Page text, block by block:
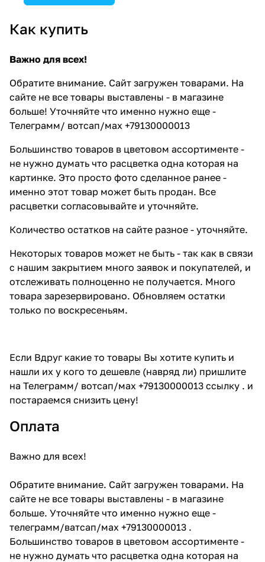
Как купить
Важно для всех!
Обратите внимание. Сайт загружен товарами. На
сайте не все товары выставлены - в магазине
больше! Уточняйте что именно нужно еще -
Телеграмм/ вотсап/мах +79130000013
Большинство товаров в цветовом ассортименте -
не нужно думать что расцветка одна которая на
картинке. Это просто фото сделанное ранее -
именно этот товар может быть продан. Все
расцветки согласовывайте и уточняйте.
Количество остатков на сайте разное - уточняйте.
Некоторых товаров может не быть - так как в связи
с нашим закрытием много заявок и покупателей, и
отслеживать полноценно не получается. Много
товара зарезервировано. Обновляем остатки
только по воскресеньям.
Если Вдруг какие то товары Вы хотите купить и
нашли их у кого то дешевле (навряд ли) пришлите
на Телеграмм/ вотсап/мах +79130000013 ссылку . и
постараемся снизить цену!
Оплата
Важно для всех!
Обратите внимание. Сайт загружен товарами. На
сайте не все товары выставлены - в магазине
больше. Уточняйте что именно нужно еще -
телеграмм/ватсап/мах +79130000013 .
Большинство товаров в цветовом ассортименте -
не нужно думать что расцветка одна которая на